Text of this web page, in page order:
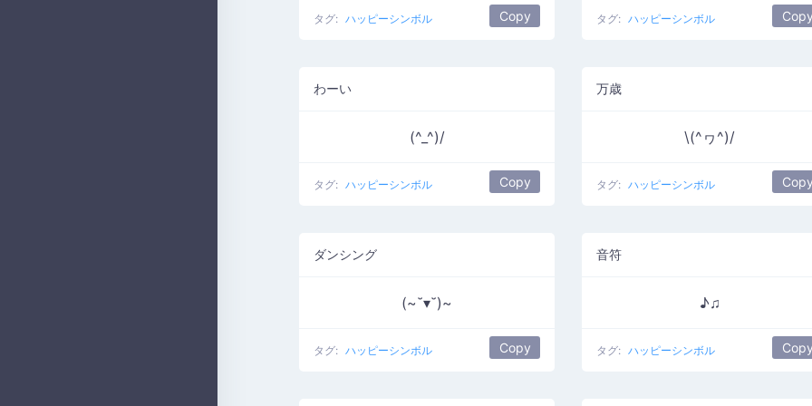
タグ: ハッピーシンボル Copy タグ: ハッピーシンボル Copy
わーい
(^_^)/
タグ: ハッピーシンボル Copy
万歳
\(^ヮ^)/
タグ: ハッピーシンボル Copy
ダンシング
(~˘▾˘)~
タグ: ハッピーシンボル Copy
音符
♪♫
タグ: ハッピーシンボル Copy